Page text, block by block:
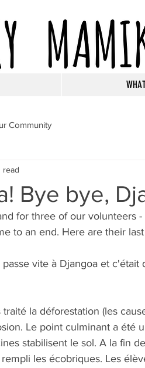
Community
Bye bye,
read
for three of our volunteers
to an end. Here are their
vite à Djangoa et c'était
la déforestation (les
Le point culminant a été
stabilisent le sol. A la fin
les écobriques. Les